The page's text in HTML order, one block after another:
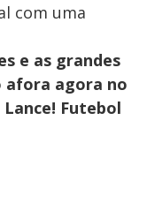
com uma
e as grandes
afora agora no
Futebol